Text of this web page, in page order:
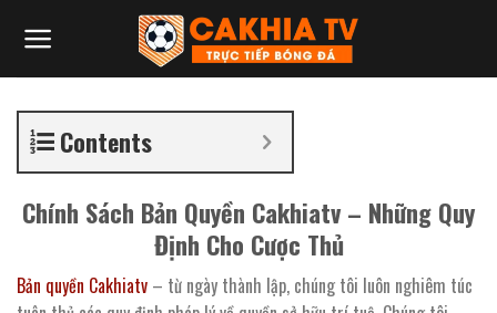
Contents
Chính Sách Bản Quyền Cakhiatv – Những Quy
Định Cho Cược Thủ
Bản quyền Cakhiatv – từ ngày thành lập, chúng tôi luôn nghiêm túc